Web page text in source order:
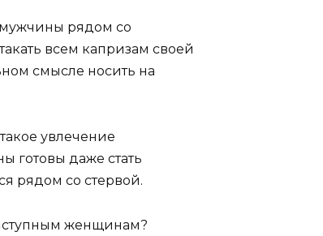
мужчины рядом со
всем капризам своей
смысле носить на
увлечение
готовы даже стать
рядом со стервой.
женщинам?